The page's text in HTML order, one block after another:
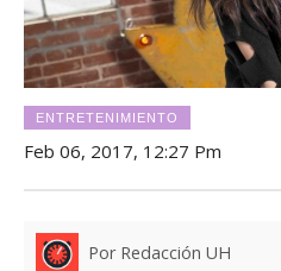
ENTRETENIMIENTO
Feb 06, 2017, 12:27 Pm
Por Redacción UH